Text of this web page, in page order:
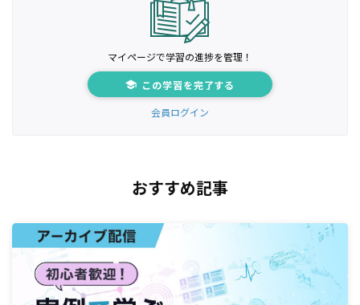
マイページで学習の進捗を管理！
この学習を完了する
会員ログイン
おすすめ記事